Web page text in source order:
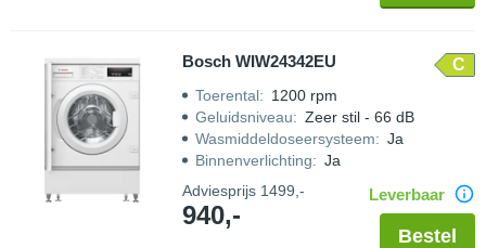
Bosch WIW24342EU C
Toerental: 1200 rpm
Geluidsniveau: Zeer stil - 66 dB
Wasmiddeldoseersysteem: Ja
Binnenverlichting: Ja
Adviesprijs 1499,-
940,-
Leverbaar
Bestel